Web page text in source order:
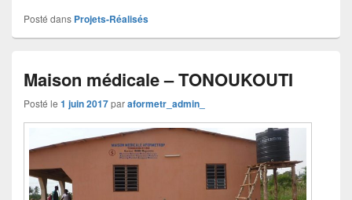
Posté dans Projets-Réalisés
Maison médicale – TONOUKOUTI
Posté le 1 juin 2017paraformetr_admin_